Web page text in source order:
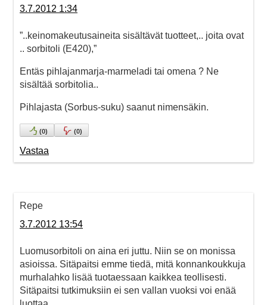
3.7.2012 1:34
”..keinomakeutusaineita sisältävät tuotteet,.. joita ovat
.. sorbitoli (E420),”
Entäs pihlajanmarja-marmeladi tai omena ? Ne
sisältää sorbitolia..
Pihlajasta (Sorbus-suku) saanut nimensäkin.
(0) (0)
Vastaa
Repe
3.7.2012 13:54
Luomusorbitoli on aina eri juttu. Niin se on monissa
asioissa. Sitäpaitsi emme tiedä, mitä konnankoukkuja
murhalahko lisää tuotaessaan kaikkea teollisesti.
Sitäpaitsi tutkimuksiin ei sen vallan vuoksi voi enää